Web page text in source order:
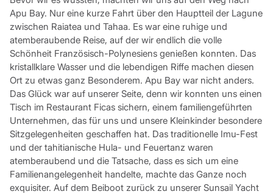
Apu Bay. Nur eine kurze Fahrt über den Hauptteil der Lagune
zwischen Raiatea und Tahaa. Es war eine ruhige und
atemberaubende Reise, auf der wir endlich die volle
Schönheit Französisch-Polynesiens genießen konnten. Das
kristallklare Wasser und die lebendigen Riffe machen diesen
Ort zu etwas ganz Besonderem. Apu Bay war nicht anders.
Das Glück war auf unserer Seite, denn wir konnten uns einen
Tisch im Restaurant Ficas sichern, einem familiengeführten
Unternehmen, das für uns und unsere Kleinkinder besondere
Sitzgelegenheiten geschaffen hat. Das traditionelle Imu-Fest
und der tahitianische Hula- und Feuertanz waren
atemberaubend und die Tatsache, dass es sich um eine
Familienangelegenheit handelte, machte das Ganze noch
exquisiter. Auf dem Beiboot zurück zu unserer Sunsail Yacht